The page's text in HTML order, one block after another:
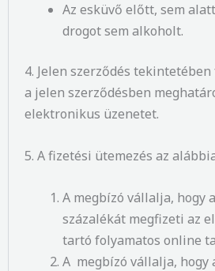
Az esküvő előtt, sem
drogot sem alkoholt.
4. Jelen szerződés
a jelen szerződésben
elektronikus üzenetet.
5. A fizetési ütemezés az
A megbízó vállalja, hogy
százalékát megfizeti az
tartó folyamatos online
A megbízó vállalja, hogy